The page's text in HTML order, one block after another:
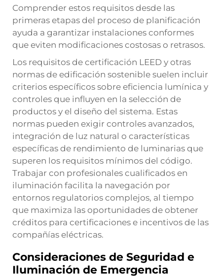
Comprender estos requisitos desde las
primeras etapas del proceso de planificación
ayuda a garantizar instalaciones conformes
que eviten modificaciones costosas o retrasos.
Los requisitos de certificación LEED y otras
normas de edificación sostenible suelen incluir
criterios específicos sobre eficiencia lumínica y
controles que influyen en la selección de
productos y el diseño del sistema. Estas
normas pueden exigir controles avanzados,
integración de luz natural o características
específicas de rendimiento de luminarias que
superen los requisitos mínimos del código.
Trabajar con profesionales cualificados en
iluminación facilita la navegación por
entornos regulatorios complejos, al tiempo
que maximiza las oportunidades de obtener
créditos para certificaciones e incentivos de las
compañías eléctricas.
Consideraciones de Seguridad e
Iluminación de Emergencia